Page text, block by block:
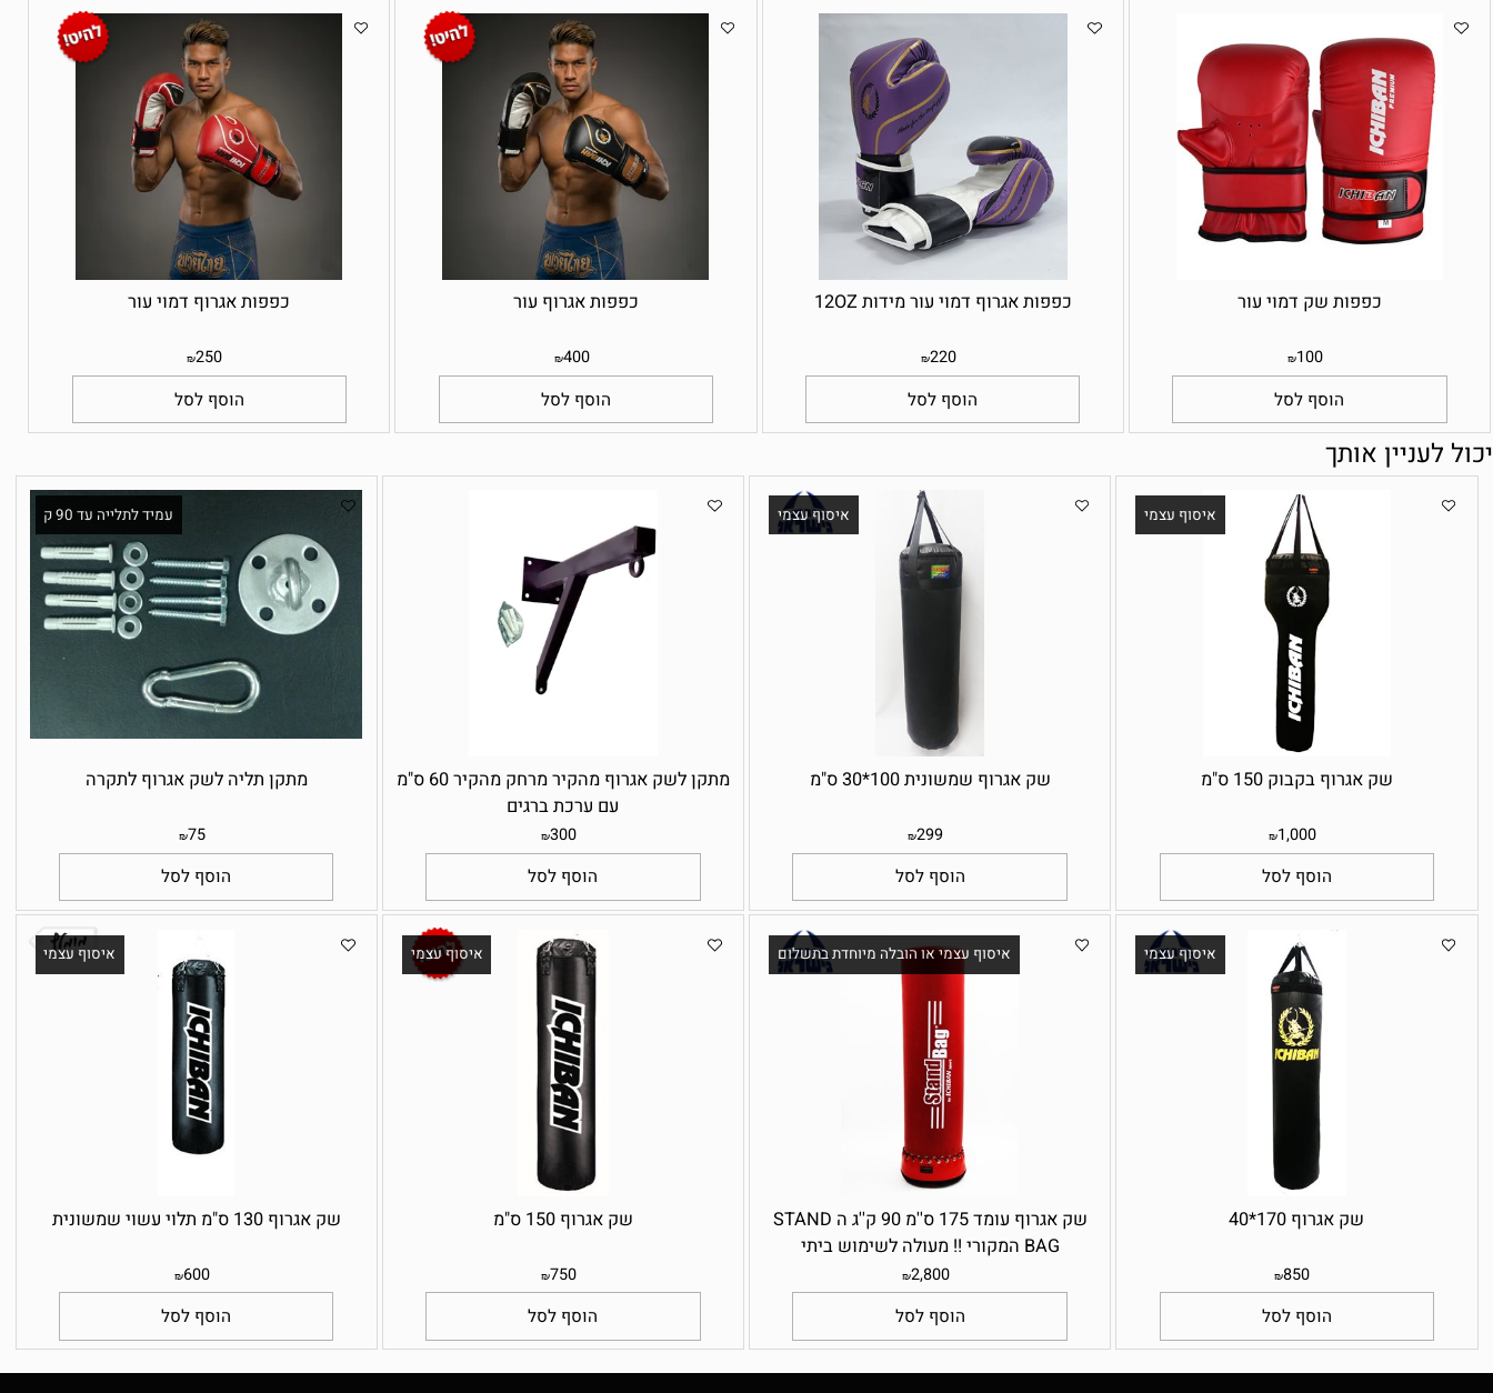
משלימים
כפפות שק דמוי עור
₪100
הוסף לסל
כפפות אגרוף דמוי עור מידות 12OZ
₪220
כפפות אגרוף עור
₪400
כפפות אגרוף דמוי עור
₪250
אותך
איסוף עצמי
שק אגרוף בקבוק 150 ס"מ
₪1,000
שק אגרוף שמשונית 100*30 ס"מ
₪299
הוסף לסל
מתקן לשק אגרוף מהקיר מרחק מהקיר 60 ס"מ
עם ערכת ברגים
₪300
הוסף לסל
עמיד לתלייה עד 90 ק
מתקן תליה לשק אגרוף לתקרה
₪75
הוסף לסל
₪850
איסוף עצמי או הובלה מיוחדת בתשלום
BAG המקורי !! מעולה לשימוש ביתי
₪2,800
שק אגרוף 150 ס"מ
₪750
₪600